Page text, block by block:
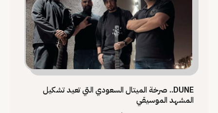
DUNE.. صرخة الميتال السعودي التي تعيد تشكيل
المشهد الموسيقي